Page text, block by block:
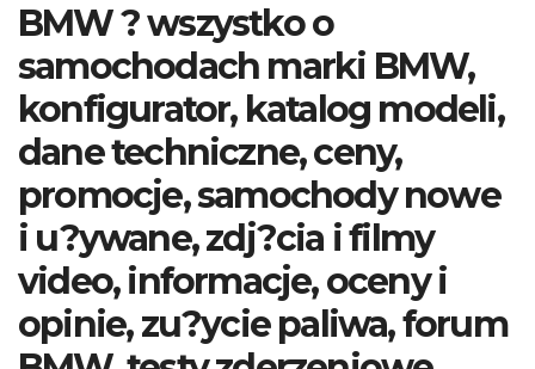
BMW ? wszystko o
samochodach marki BMW,
konfigurator, katalog modeli,
dane techniczne, ceny,
promocje, samochody nowe
i u?ywane, zdj?cia i filmy
video, informacje, oceny i
opinie, zu?ycie paliwa, forum